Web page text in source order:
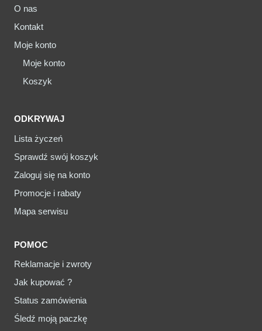
O nas
Kontakt
Moje konto
Moje konto
Koszyk
ODKRYWAJ
Lista życzeń
Sprawdź swój koszyk
Zaloguj się na konto
Promocje i rabaty
Mapa serwisu
POMOC
Reklamacje i zwroty
Jak kupować ?
Status zamówienia
Śledź moją paczkę